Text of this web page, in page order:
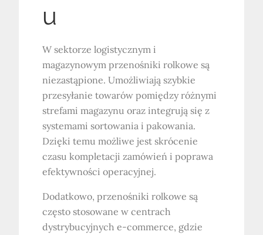
u
W sektorze logistycznym i
magazynowym przenośniki rolkowe są
niezastąpione. Umożliwiają szybkie
przesyłanie towarów pomiędzy różnymi
strefami magazynu oraz integrują się z
systemami sortowania i pakowania.
Dzięki temu możliwe jest skrócenie
czasu kompletacji zamówień i poprawa
efektywności operacyjnej.
Dodatkowo, przenośniki rolkowe są
często stosowane w centrach
dystrybucyjnych e-commerce, gdzie